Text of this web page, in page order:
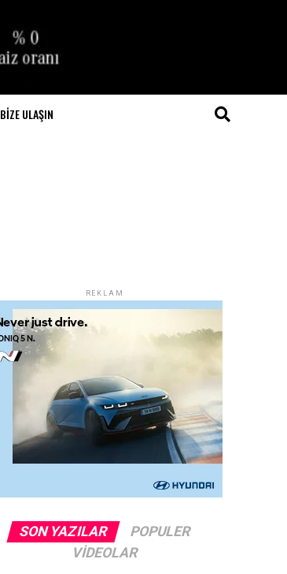
BIZE ULAŞIN
REKLAM
SON YAZILAR
POPULER
VIDEOLAR